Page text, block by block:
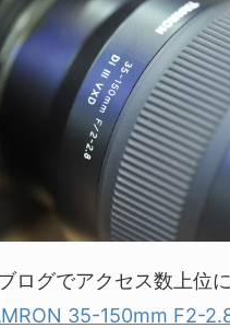
ログでアクセス数上位
35-150mm F2-